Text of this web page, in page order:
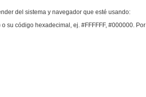
del sistema y navegador que esté usando:
su código hexadecimal, ej. #FFFFFF, #000000. Por